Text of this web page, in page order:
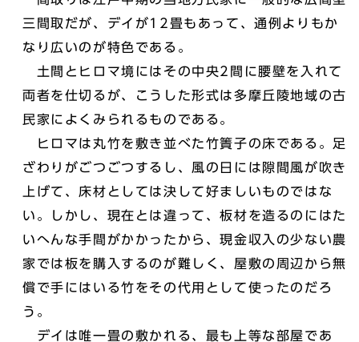
三間取だが、デイが12畳もあって、通例よりもか
なり広いのが特色である。
土間とヒロマ境にはその中央2間に腰壁を入れて
両者を仕切るが、こうした形式は多摩丘陵地域の古
民家によくみられるものである。
ヒロマは丸竹を敷き並べた竹簀子の床である。足
ざわりがごつごつするし、風の日には隙間風が吹き
上げて、床材としては決して好ましいものではな
い。しかし、現在とは違って、板材を造るのにはた
いへんな手間がかかったから、現金収入の少ない農
家では板を購入するのが難しく、屋敷の周辺から無
償で手にはいる竹をその代用として使ったのだろ
う。
デイは唯一畳の敷かれる、最も上等な部屋であ